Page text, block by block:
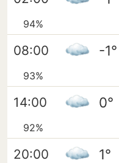
94%
08:00 -1°
93%
14:00 0°
92%
20:00 1°